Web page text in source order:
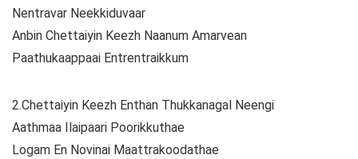
Nentravar Neekkiduvaar
Anbin Chettaiyin Keezh Naanum Amarvean
Paathukaappaai Entrentraikkum
2.Chettaiyin Keezh Enthan Thukkanagal Neengi
Aathmaa Ilaipaari Poorikkuthae
Logam En Novinai Maattrakoodathae